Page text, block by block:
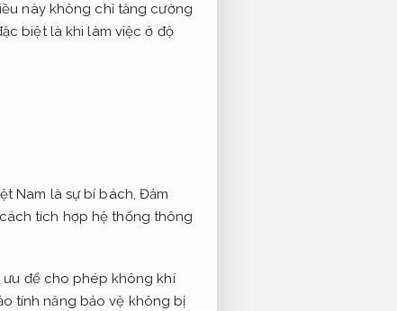
này không chỉ tăng cường
biệt là khi làm việc ở độ
Nam là sự bí bách,Đảm
tích hợp hệ thống thông
để cho phép không khí
tính năng bảo vệ không bị